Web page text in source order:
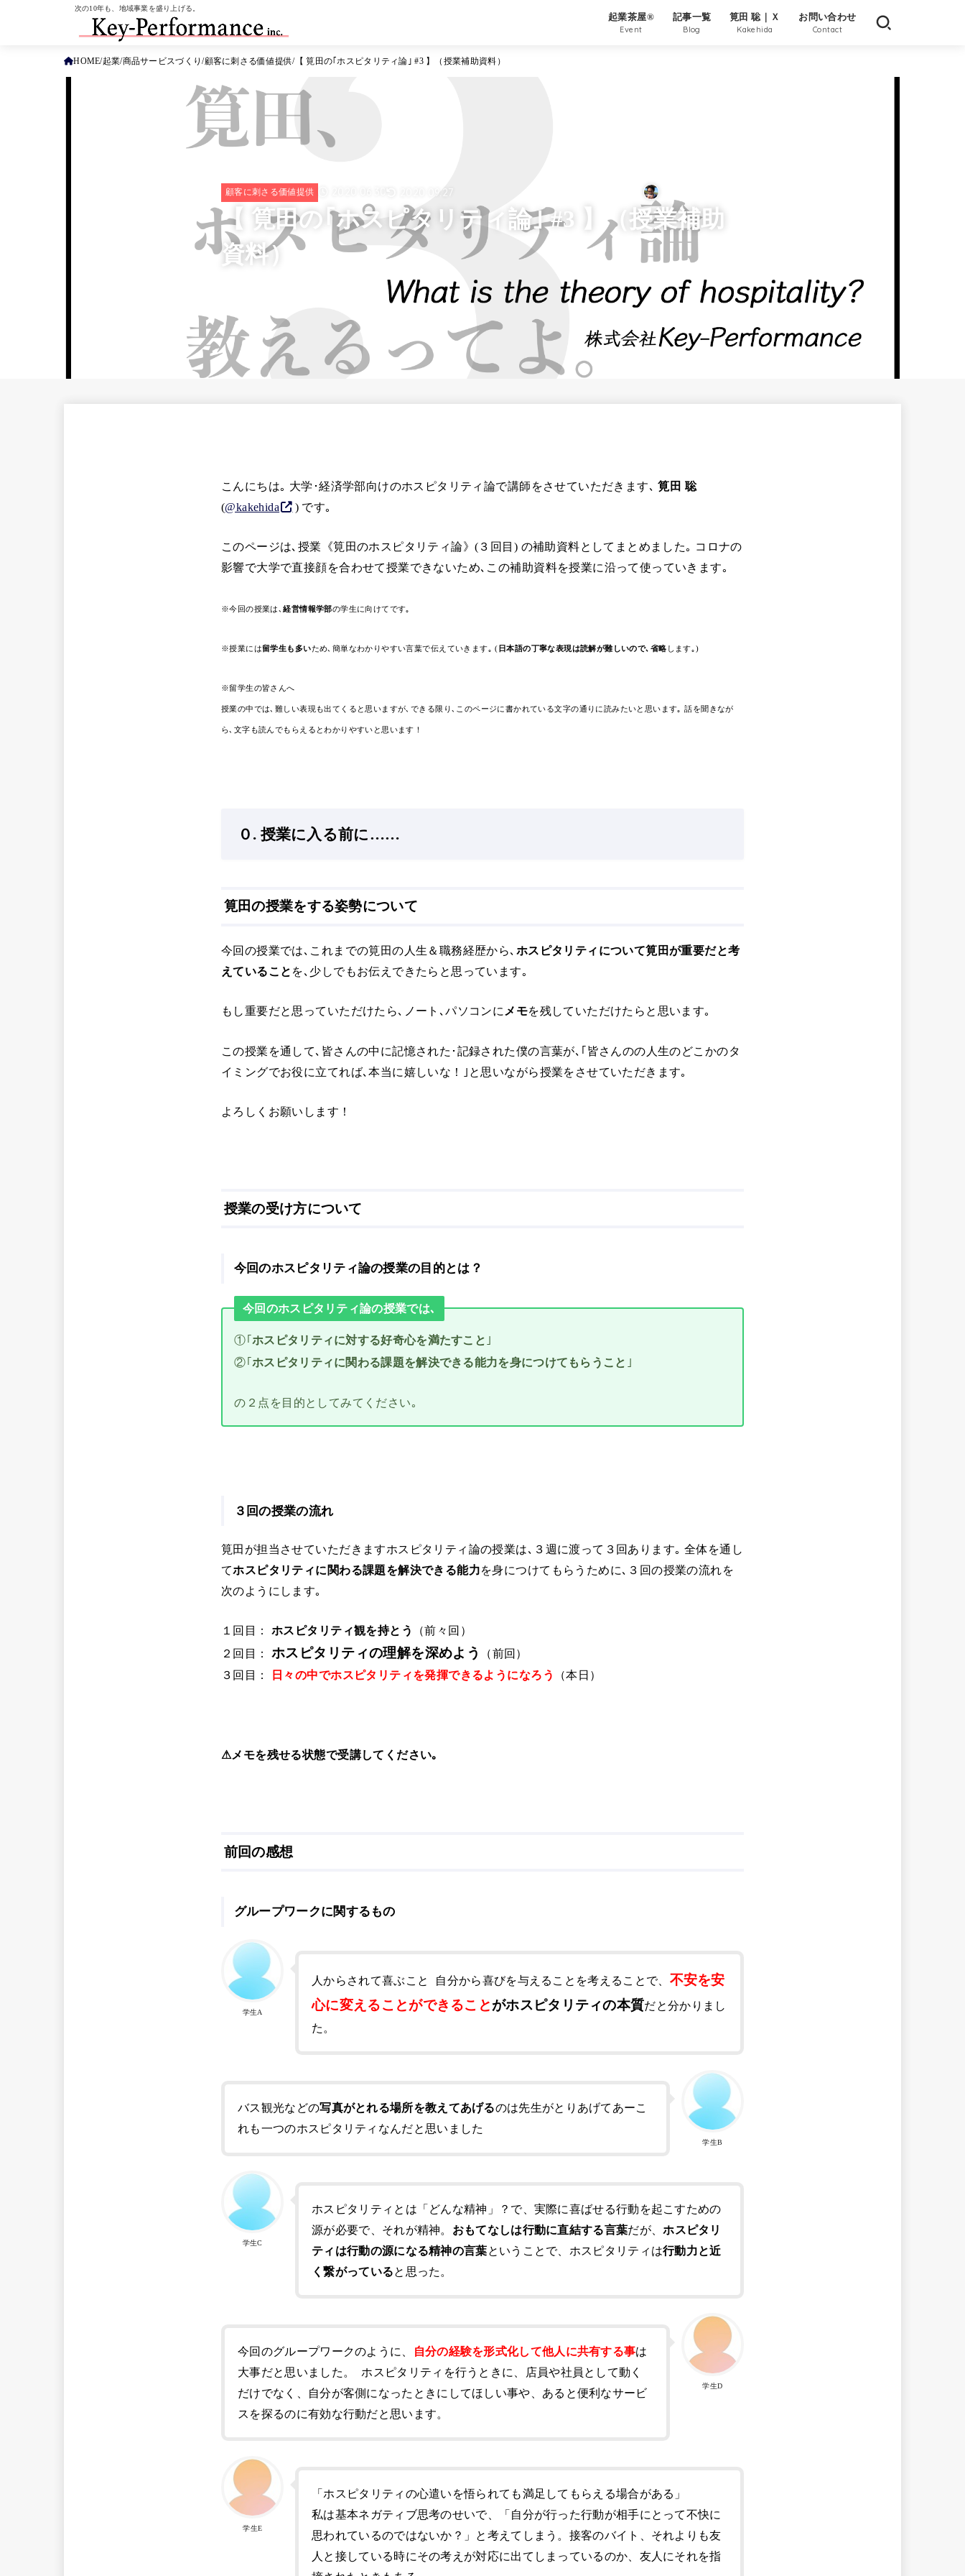
次の10年も、地域事業を盛り上げる。
起業茶屋®
Event
記事一覧
Blog
筧田 聡｜Ｘ
Kakehida
お問い合わせ
Contact
HOME 起業 商品サービスづくり 顧客に刺さる価値提供 【 筧田の｢ホスピタリティ論｣ #3 】（授業補助資料）
顧客に刺さる価値提供 2020.09.27
【 筧田の｢ホスピタリティ論｣ #3 】（授業補助
資料）
こんにちは｡ 大学･経済学部向けのホスピタリティ論で講師をさせていただきます､筧田 聡
(@kakehida ) です｡
このページは､授業《筧田のホスピタリティ論》(３回目) の補助資料としてまとめました｡ コロナの
影響で大学で直接顔を合わせて授業できないため､この補助資料を授業に沿って使っていきます｡
※今回の授業は､経営情報学部の学生に向けてです｡
※授業には留学生も多いため､簡単なわかりやすい言葉で伝えていきます｡ ( 日本語の丁寧な表現は読解が難しいので､省略 します｡)
※留学生の皆さんへ
授業の中では､難しい表現も出てくると思いますが､できる限り､このページに書かれている文字の通りに読みたいと思います｡ 話を聞きなが
ら､文字も読んでもらえるとわかりやすいと思います！
０. 授業に入る前に……
筧田の授業をする姿勢について
今回の授業では､これまでの筧田の人生＆職務経歴から､ ホスピタリティについて筧田が重要だと考
えていること を､少しでもお伝えできたらと思っています｡
もし重要だと思っていただけたら､ノート､パソコンにメモを残していただけたらと思います｡
この授業を通して､皆さんの中に記憶された･記録された僕の言葉が､｢皆さんのの人生のどこかのタ
イミングでお役に立てれば､本当に嬉しいな！｣と思いながら授業をさせていただきます｡
よろしくお願いします！
授業の受け方について
今回のホスピタリティ論の授業の目的とは？
今回のホスピタリティ論の授業では､
①｢ホスピタリティに対する好奇心を満たすこと ｣
②｢ホスピタリティに関わる課題を解決できる能力を身につけてもらうこと ｣
の２点を目的としてみてください｡
３回の授業の流れ
筧田が担当させていただきますホスピタリティ論の授業は､３週に渡って３回あります｡ 全体を通し
てホスピタリティに関わる課題を解決できる能力を身につけてもらうために､３回の授業の流れを
次のようにします｡
１回目：ホスピタリティ観を持とう
（前々回）
２回目：ホスピタリティの理解を深めよう
（前回）
３回目：
日々の中でホスピタリティを発揮できるようになろう （本日）
⚠メモを残せる状態で受講してください｡
前回の感想
グループワークに関するもの
学生A
人からされて喜ぶこと 自分から喜びを与えることを考えることで、 不安を安
心に変えることができることがホスピタリティの本質だと分かりまし
た。
学生B
バス観光などの写真がとれる場所を教えてあげるのは先生がとりあげてあーこ
れも一つのホスピタリティなんだと思いました
学生C
ホスピタリティとは「どんな精神」？で、実際に喜ばせる行動を起こすための
源が必要で、それが精神。 おもてなしは行動に直結する言葉だが、ホスピタリ
ティは行動の源になる精神の言葉ということで、ホスピタリティは行動力と近
く繋がっていると思った。
学生D
今回のグループワークのように、 自分の経験を形式化して他人に共有する事は
大事だと思いました。 ホスピタリティを行うときに、店員や社員として動く
だけでなく、自分が客側になったときにしてほしい事や、あると便利なサービ
スを探るのに有効な行動だと思います。
学生E
「ホスピタリティの心遣いを悟られても満足してもらえる場合がある」
私は基本ネガティブ思考のせいで、「自分が行った行動が相手にとって不快に
思われているのではないか？」と考えてしまう。接客のバイト、それよりも友
人と接している時にその考えが対応に出てしまっているのか、友人にそれを指